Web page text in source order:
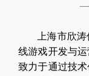
—
上海市欣
线游戏开发与
致力于通过技